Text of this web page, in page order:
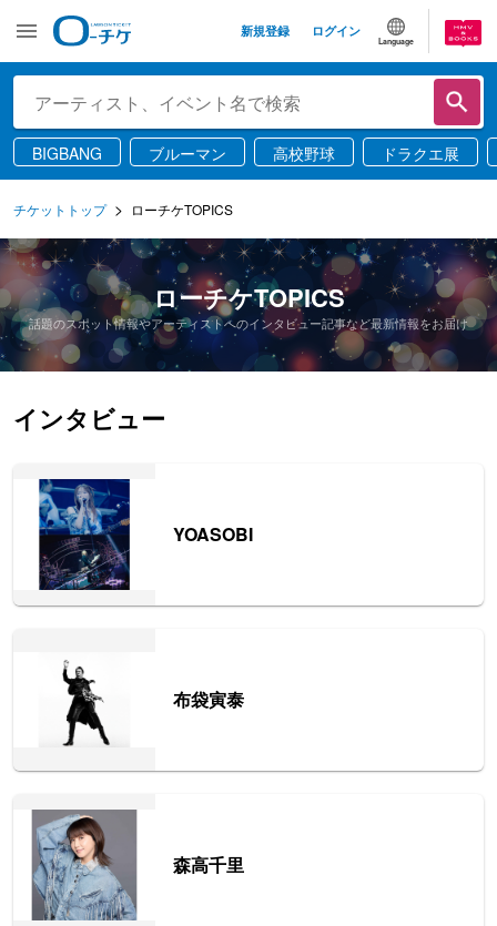
新規登録 ログイン
Language
BIGBANG ブルーマン 高校野球 ドラクエ展
チケットトップ ローチケTOPICS
ローチケTOPICS
話題のスポット情報やアーティストへのインタビュー記事など最新情報をお届け
インタビュー
YOASOBI
布袋寅泰
森高千里